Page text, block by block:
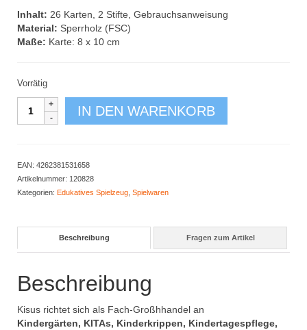
Inhalt: 26 Karten, 2 Stifte, Gebrauchsanweisung
Material: Sperrholz (FSC)
Maße: Karte: 8 x 10 cm
Vorrätig
the
IN DEN WARENKORB
EAN: 4262381531658
Artikelnummer: 120828
Kategorien: Edukatives Spielzeug Spielwaren
Beschreibung Fragen zum Artikel
Beschreibung
Kisus richtet sich als Fach-Großhhandel an
Kindergärten, KITAs, Kinderkrippen, Kindertagespflege,